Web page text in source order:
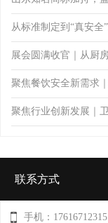
联系方式
手机：17616712315